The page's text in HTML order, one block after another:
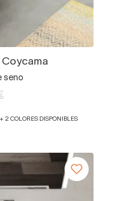
seno
+ 2 COLORES DISPONIBLES